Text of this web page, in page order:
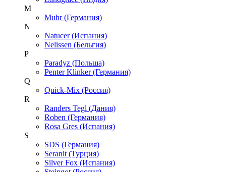
M
Muhr (Германия)
N
Natucer (Испания)
Nelissen (Бельгия)
P
Paradyz (Польша)
Penter Klinker (Германия)
Q
Quick-Mix (Россия)
R
Randers Tegl (Дания)
Roben (Германия)
Rosa Gres (Испания)
S
SDS (Германия)
Seranit (Турция)
Silver Fox (Испания)